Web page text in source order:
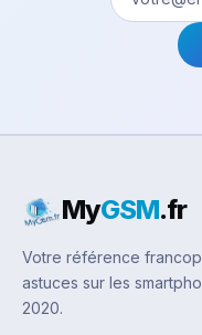
MyGSM.fr
Votre référence
astuces sur les
2020.